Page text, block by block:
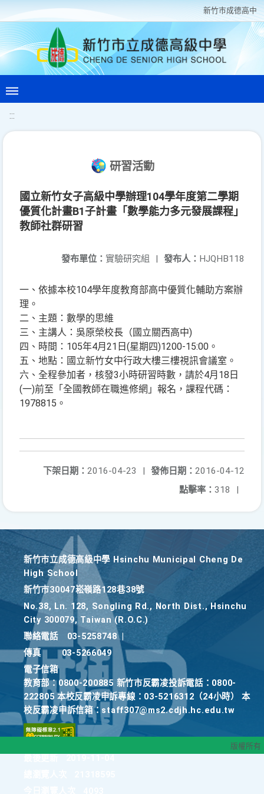
新竹巿成德高中
:::
研習活動
國立新竹女子高級中學辦理104學年度第二學期
優質化計畫B1子計畫「數學能力多元發展課程」
教師社群研習
發布人： HJQHB118
發布單位： 實驗研究組 |
一、依據本校104學年度教育部高中優質化輔助方案辦
理。
二、主題：數學的思維
三、主講人：吳原榮校長（國立關西高中)
四、時間：105年4月21日(星期四)1200-15:00。
五、地點：國立新竹女中行政大樓三樓視訊會議室。
六、全程參加者，核發3小時研習時數，請於4月18日
(一)前至「全國教師在職進修網」報名，課程代碼：
1978815。
發佈日期： 2016-04-12
下架日期： 2016-04-23
|
點擊率： 318 |
新竹巿立成德高級中學 Hsinchu Municipal Cheng De
High School
新竹巿30047崧嶺路128巷38號
No.38, Ln. 128, Songling Rd., North Dist., Hsinchu
City 300079, Taiwan (R.O.C.)
聯絡電話
03-5258748
傳真
03-5266049
電子信箱
教育部：0800-200885 新竹市反霸凌投訴電話：0800-
222805 本校反霸凌申訴專線：03-5216312（24小時） 本
校反霸凌申訴信箱：staff307@ms2.cdjh.hc.edu.tw
版權所有